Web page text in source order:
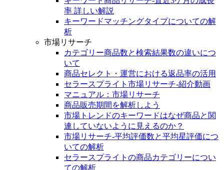
率 詳しい解説
キーワードマッチングタイプについての解
析
市場リサーチ
カテゴリー商品数と検索結果数の違いにつ
いて
商品セレクト・運営における返品率の活用
セラースプライト市場リサーチ-紹介動画
マニュアル：市場リサーチ
商品販売期間を解析しよう
市場トレンドのキーワードはなぜ商品と関
連していないように見えるのか？
市場リサーチ-平均評価数と平均星評価につ
いての解析
セラースプライトの商品カテゴリーについ
ての解析